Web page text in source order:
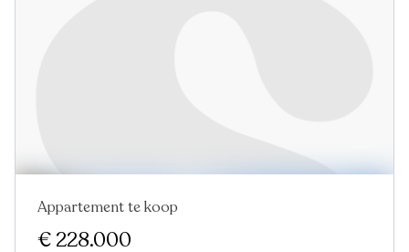
Nieuw
Appartement te koop
€ 228.000